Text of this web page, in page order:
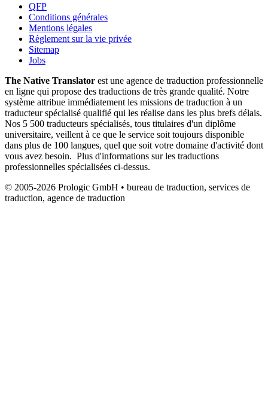
QFP
Conditions générales
Mentions légales
Règlement sur la vie privée
Sitemap
Jobs
The Native Translator est une agence de traduction professionnelle
en ligne qui propose des traductions de très grande qualité. Notre
système attribue immédiatement les missions de traduction à un
traducteur spécialisé qualifié qui les réalise dans les plus brefs délais.
Nos 5 500 traducteurs spécialisés, tous titulaires d'un diplôme
universitaire, veillent à ce que le service soit toujours disponible
dans plus de 100 langues, quel que soit votre domaine d'activité dont
vous avez besoin. Plus d'informations sur les traductions
professionnelles spécialisées ci-dessus.
© 2005-2026 Prologic GmbH • bureau de traduction, services de
traduction, agence de traduction